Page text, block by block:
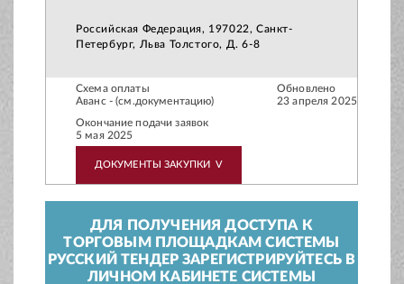
Российская Федерация, 197022, Санкт-
Петербург, Льва Толстого, Д. 6-8
Схема оплаты
Аванс - (см.документацию)
Обновлено
23 апреля 2025
Окончание подачи заявок
5 мая 2025
ДОКУМЕНТЫ ЗАКУПКИ V
ДЛЯ ПОЛУЧЕНИЯ ДОСТУПА К
ТОРГОВЫМ ПЛОЩАДКАМ СИСТЕМЫ
РУССКИЙ ТЕНДЕР ЗАРЕГИСТРИРУЙТЕСЬ В
ЛИЧНОМ КАБИНЕТЕ СИСТЕМЫ